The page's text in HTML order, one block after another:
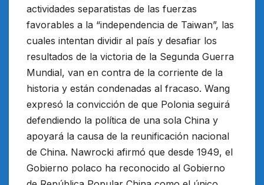
actividades separatistas de las fuerzas
favorables a la “independencia de Taiwan”, las
cuales intentan dividir al país y desafiar los
resultados de la victoria de la Segunda Guerra
Mundial, van en contra de la corriente de la
historia y están condenadas al fracaso. Wang
expresó la convicción de que Polonia seguirá
defendiendo la política de una sola China y
apoyará la causa de la reunificación nacional
de China. Nawrocki afirmó que desde 1949, el
Gobierno polaco ha reconocido al Gobierno